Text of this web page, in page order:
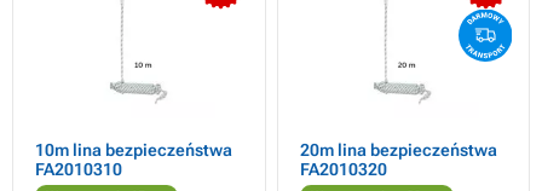
10m lina bezpieczeństwa
FA2010310
20m lina bezpieczeństwa
FA2010320